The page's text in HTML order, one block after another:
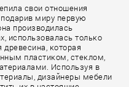
свои отношения
миру первую
производилась
использовалась только
древесина, которая
пластиком, стеклом,
Используя в
дизайнеры мебели